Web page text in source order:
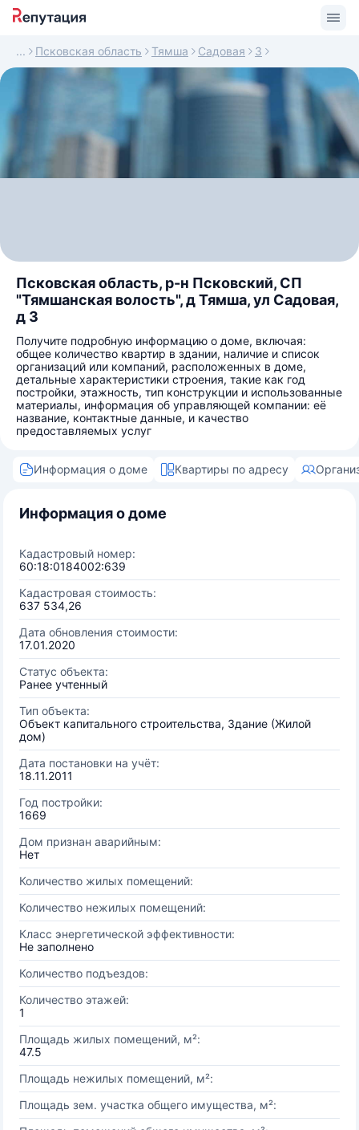
Псковская область Тямша Садовая 3
Псковская область, р-н Псковский, СП
"Тямшанская волость", д Тямша, ул Садовая,
д 3
Получите подробную информацию о доме, включая:
общее количество квартир в здании, наличие и список
организаций или компаний, расположенных в доме,
детальные характеристики строения, такие как год
постройки, этажность, тип конструкции и использованные
материалы, информация об управляющей компании: её
название, контактные данные, и качество
предоставляемых услуг
Информация о доме Квартиры по адресу
Информация о доме
Кадастровый номер:
60:18:0184002:639
Кадастровая стоимость:
637 534,26
Дата обновления стоимости:
17.01.2020
Статус объекта:
Ранее учтенный
Тип объекта:
Объект капитального строительства, Здание (Жилой
дом)
Дата постановки на учёт:
18.11.2011
Год постройки:
1669
Дом признан аварийным:
Нет
Количество жилых помещений:
Количество нежилых помещений:
Класс энергетической эффективности:
Не заполнено
Количество подъездов:
Количество этажей:
1
Площадь жилых помещений, м²:
47.5
Площадь нежилых помещений, м²:
Площадь зем. участка общего имущества, м²: